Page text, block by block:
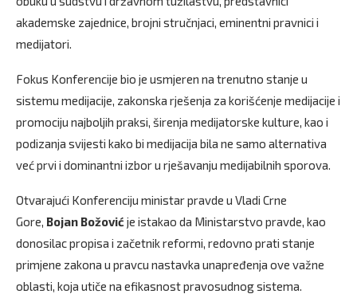
akademske zajednice, brojni stručnjaci, eminentni pravnici i
medijatori.
Fokus Konferencije bio je usmjeren na trenutno stanje u
sistemu medijacije, zakonska rješenja za korišćenje medijacije i
promociju najboljih praksi, širenja medijatorske kulture, kao i
podizanja svijesti kako bi medijacija bila ne samo alternativa
već prvi i dominantni izbor u rješavanju medijabilnih sporova.
Otvarajući Konferenciju ministar pravde u Vladi Crne
Gore, Bojan Božović je istakao da Ministarstvo pravde, kao
donosilac propisa i začetnik reformi, redovno prati stanje
primjene zakona u pravcu nastavka unapređenja ove važne
oblasti, koja utiče na efikasnost pravosudnog sistema.